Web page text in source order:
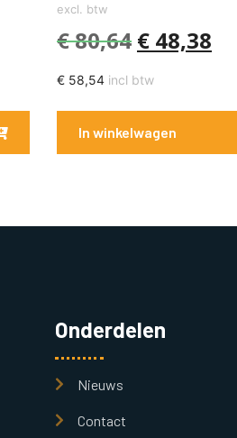
excl. btw
€80,64 € 48,38
€ 58,54 incl btw
In winkelwagen
Onderdelen
Nieuws
Contact